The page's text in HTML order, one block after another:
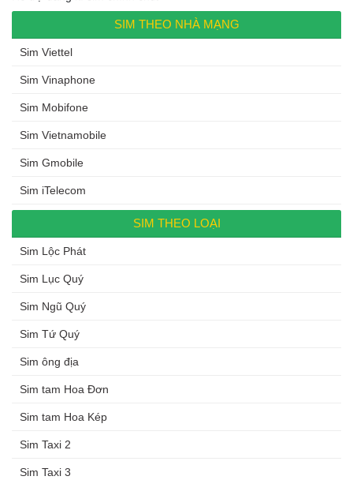
SIM THEO NHÀ MẠNG
Sim Viettel
Sim Vinaphone
Sim Mobifone
Sim Vietnamobile
Sim Gmobile
Sim iTelecom
SIM THEO LOẠI
Sim Lộc Phát
Sim Lục Quý
Sim Ngũ Quý
Sim Tứ Quý
Sim ông địa
Sim tam Hoa Đơn
Sim tam Hoa Kép
Sim Taxi 2
Sim Taxi 3